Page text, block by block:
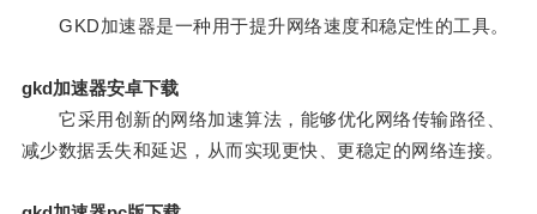
GKD加速器是一种用于提升网络速度和稳定性的工具。
gkd加速器安卓下载
它采用创新的网络加速算法，能够优化网络传输路径、
减少数据丢失和延迟，从而实现更快、更稳定的网络连接。